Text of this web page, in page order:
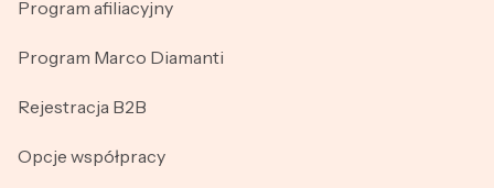
Program afiliacyjny
Program Marco Diamanti
Rejestracja B2B
Opcje współpracy